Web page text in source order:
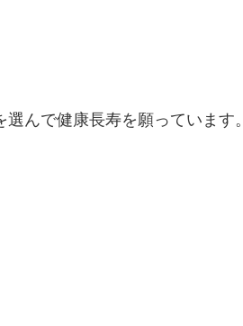
んで健康長寿を願っています。